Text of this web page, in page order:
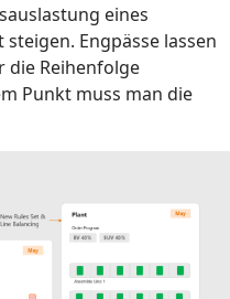
eines
Engpässe lassen
die Reihenfolge
Punkt muss man die